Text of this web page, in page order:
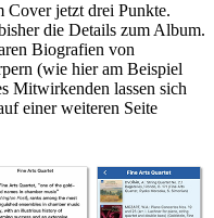
Cover jetzt drei Punkte.
die Details zum Album.
Biografien von
(wie hier am Beispiel
Mitwirkenden lassen sich
einer weiteren Seite